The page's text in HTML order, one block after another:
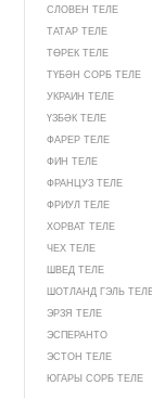
СЛОВЕН ТЕЛЕ
ТАТАР ТЕЛЕ
ТӨРЕК ТЕЛЕ
ТҮБӘН СОРБ ТЕЛЕ
УКРАИН ТЕЛЕ
ҮЗБӘК ТЕЛЕ
ФАРЕР ТЕЛЕ
ФИН ТЕЛЕ
ФРАНЦУЗ ТЕЛЕ
ФРИУЛ ТЕЛЕ
ХОРВАТ ТЕЛЕ
ЧЕХ ТЕЛЕ
ШВЕД ТЕЛЕ
ШОТЛАНД ГЭЛЬ
ЭРЗЯ ТЕЛЕ
ЭСПЕРАНТО
ЭСТОН ТЕЛЕ
ЮГАРЫ СОРБ ТЕЛЕ